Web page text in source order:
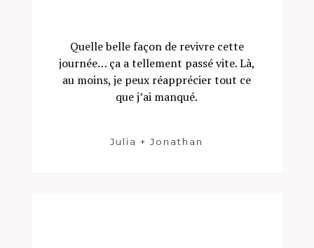
Quelle belle façon de revivre cette
journée… ça a tellement passé vite. Là,
au moins, je peux réapprécier tout ce
que j’ai manqué.
Julia + Jonathan